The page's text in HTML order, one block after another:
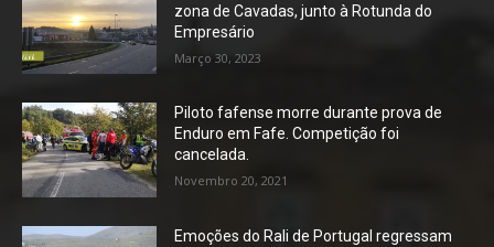
zona de Cavadas, junto à Rotunda do
Empresário
Março 30, 2023
Piloto fafense morre durante prova de
Enduro em Fafe. Competição foi
cancelada.
Novembro 20, 2021
Emoções do Rali de Portugal regressam